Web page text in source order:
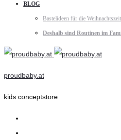
BLOG
Bastelideen für die
Deshalb sind Routinen im
proudbaby.at
kids conceptstore